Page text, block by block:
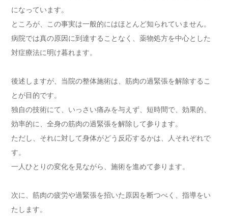
になっています。
ところが、この事実は一般的にはほとんど知られていません。
病院では真の原因に到達することなく、薬物処方を中心とした
対症療法に明け暮れます。
後述しますが、当院の整体施術は、筋肉の過緊張を解除するこ
とが目的です。
独自の技術にて、いっさい痛みを与えず、短時間で、効果的、
効率的に、全身の筋肉の過緊張を解除して参ります。
ただし、それに対して身体がどう反応するかは、人それぞれで
す。
一人ひとりの変化を見ながら、施術を進めて参ります。
次に、筋肉の疲労や過緊張を招いた原因を断つべく、指導をい
たします。